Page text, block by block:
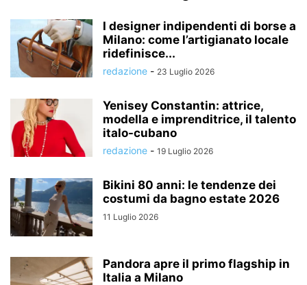
I designer indipendenti di borse a
Milano: come l’artigianato locale
ridefinisce...
redazione - 23 Luglio 2026
Yenisey Constantin: attrice,
modella e imprenditrice, il talento
italo-cubano
redazione - 19 Luglio 2026
Bikini 80 anni: le tendenze dei
costumi da bagno estate 2026
11 Luglio 2026
Pandora apre il primo flagship in
Italia a Milano